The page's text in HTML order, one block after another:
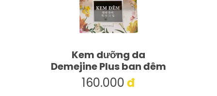
Kem dưỡng da
Demejine Plus ban đêm
160.000đ